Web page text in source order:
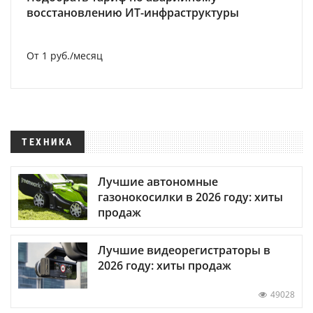
восстановлению ИТ-инфраструктуры
От 1 руб./месяц
ТЕХНИКА
Лучшие автономные
газонокосилки в 2026 году: хиты
продаж
Лучшие видеорегистраторы в
2026 году: хиты продаж
49028